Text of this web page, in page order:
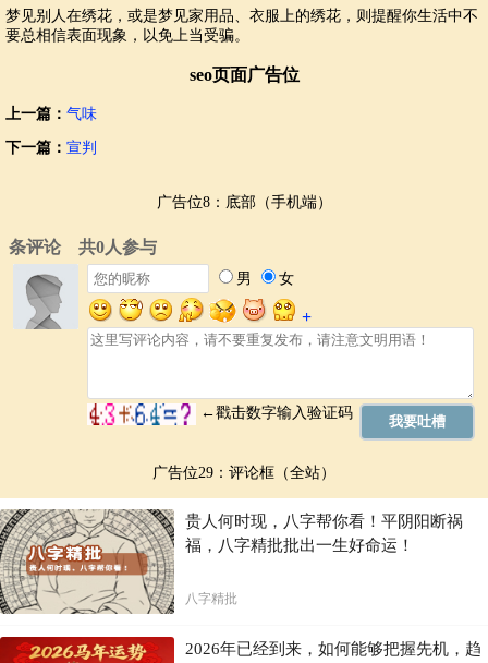
梦见别人在绣花，或是梦见家用品、衣服上的绣花，则提醒你生活中不
要总相信表面现象，以免上当受骗。
seo页面广告位
上一篇： 气味
下一篇： 宣判
广告位8：底部（手机端）
广告位29：评论框（全站）
贵人何时现，八字帮你看！平阴阳断祸
福，八字精批批出一生好命运！
八字精批
2026年已经到来，如何能够把握先机，趋